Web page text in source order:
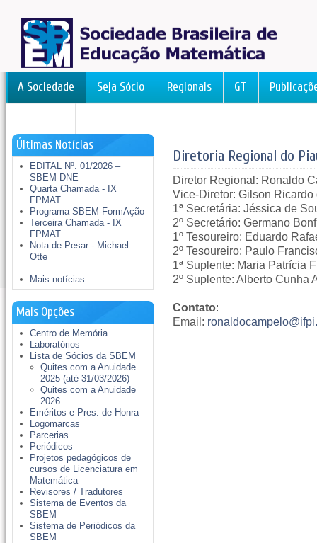
A Sociedade Seja Sócio Regionais GT
Últimas Notícias
EDITAL Nº. 01/2026 –
SBEM-DNE
Quarta Chamada - IX
FPMAT
Programa SBEM-FormAção
Terceira Chamada - IX
FPMAT
Nota de Pesar - Michael
Otte
Mais notícias
Mais Opções
Centro de Memória
Laboratórios
Lista de Sócios da SBEM
Quites com a Anuidade
2025 (até 31/03/2026)
Quites com a Anuidade
2026
Eméritos e Pres. de Honra
Logomarcas
Parcerias
Periódicos
Projetos pedagógicos de
cursos de Licenciatura em
Matemática
Revisores / Tradutores
Sistema de Eventos da
SBEM
Sistema de Periódicos da
SBEM
Diretoria Regional do
Diretor Regional: Ronaldo
Vice-Diretor: Gilson
1ª Secretária: Jéssica de
2º Secretário: Germano
1º Tesoureiro: Eduardo
2º Tesoureiro: Paulo
1ª Suplente: Maria Patrícia
2º Suplente: Alberto Cunha
Contato:
Email: